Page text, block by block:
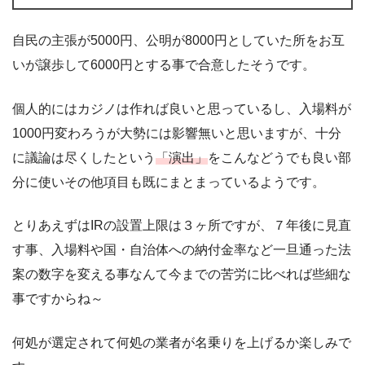
自民の主張が5000円、公明が8000円としていた所をお互
いが譲歩して6000円とする事で合意したそうです。
個人的にはカジノは作れば良いと思っているし、入場料が
1000円変わろうが大勢には影響無いと思いますが、十分
に議論は尽くしたという 「演出」をこんなどうでも良い部
分に使いその他項目も既にまとまっているようです。
とりあえずはIRの設置上限は３ヶ所ですが、７年後に見直
す事、入場料や国・自治体への納付金率など一旦通った法
案の数字を変える事なんて今までの苦労に比べれば些細な
事ですからね～
何処が選定されて何処の業者が名乗りを上げるか楽しみで